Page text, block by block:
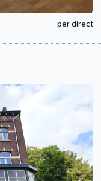
per direct